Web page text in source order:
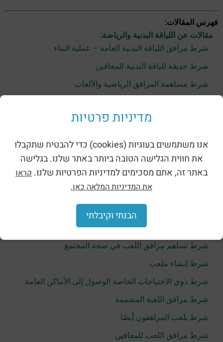
فهرس المقالات:
مقالات عن اللياقة البدنية والرياضة:
شرط مرافق اللياقة البدنية العامة – عملية البناء
شرط حديقة للياقة البدنية للمعاقين
شرط مساهمة المرافق الرياضية والألعاب
شرط مرافق اللياقة البدنية العامة
شرط اللياقة البدنية جنبا إلى جنب مع اللعب
شرط اللياقة البدنية للرجال
شرط اللياقة البدنية للنساء
شرط اللياقة البدنية والصحة
شرط حديقة للياقة البدنية والرياضة
شرط تساهم مرافق اللعب في صحة المجتمع
شرط إنشاء ملعب
شرط ذوي الاحتياجات الخاصة الوصول إلى الأماكن العامة
شرط مرافق اللعبة المصممة
شرط يلعب المراهقون أيضًا
شرط مرافق اللعب للمعاقين
מדיניות פרטיות
אנו משתמשים בעוגיות (cookies) כדי להבטיח שתקבלו
את חווית הגלישה הטובה ביותר באתר שלנו. בגלישה
באתר זה, אתם מסכימים למדיניות הפרטיות שלנו. קראו
את המדיניות המלאה כאן.
הבנתי וקיבלתי